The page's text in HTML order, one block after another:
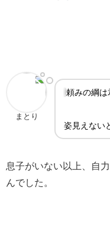
まとり
頼みの綱は
姿見えない
息子がいない以上、自
んでした。